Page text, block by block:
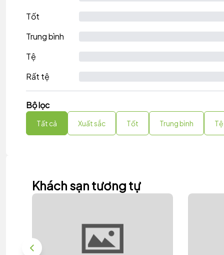
Tốt
Trung bình
Tệ
Rất tệ
Bộ lọc
Tất cả Xuất sắc Tốt Trung bình Tệ
Khách sạn tương tự